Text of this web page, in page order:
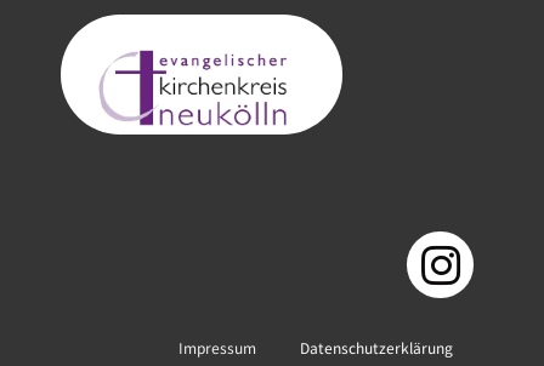
Impressum Datenschutzerklärung